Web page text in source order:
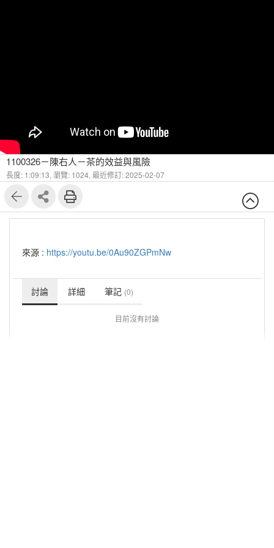
1100326－陳右人－茶的效益與風險
長度: 1:09:13, 瀏覽: 1024, 最近修訂: 2025-02-07
來源 : https://youtu.be/0Au90ZGPmNw
討論 詳細 筆記 (0)
目前沒有討論